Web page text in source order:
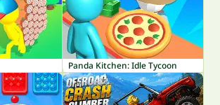
Panda Kitchen: Idle Tycoon